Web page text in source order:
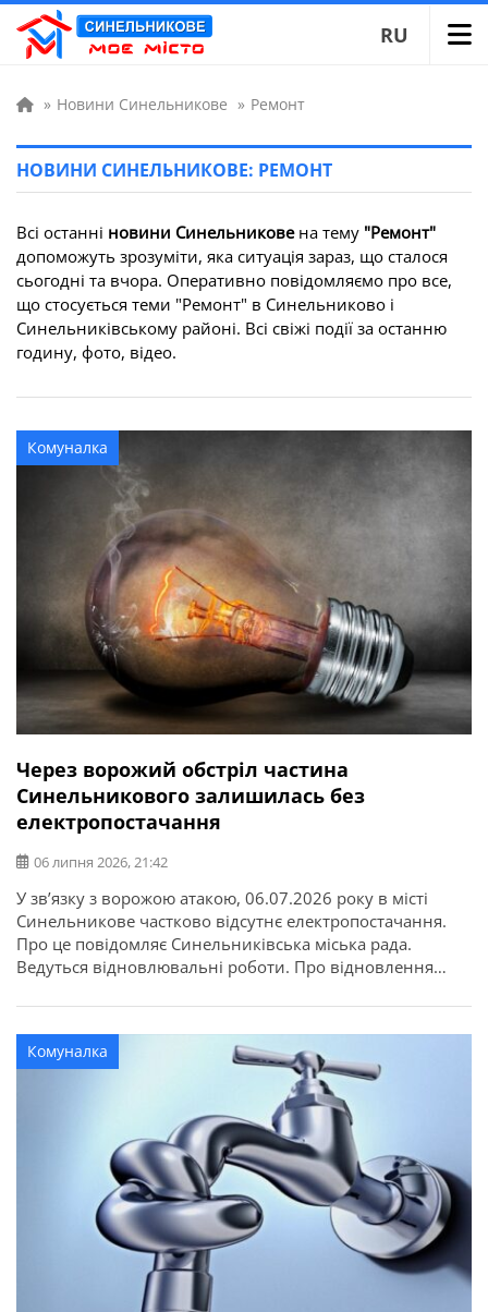
RU
» Новини Синельникове » Ремонт
НОВИНИ СИНЕЛЬНИКОВЕ: РЕМОНТ
Всі останні новини Синельниковена тему "Ремонт"
допоможуть зрозуміти, яка ситуація зараз, що сталося
сьогодні та вчора. Оперативно повідомляємо про все,
що стосується теми "Ремонт" в Синельниково і
Синельниківському районі. Всі свіжі події за останню
годину, фото, відео.
Комуналка
Через ворожий обстріл частина
Синельникового залишилась без
електропостачання
06 липня 2026, 21:42
У зв’язку з ворожою атакою, 06.07.2026 року в місті
Синельникове частково відсутнє електропостачання.
Про це повідомляє Синельниківська міська рада.
Ведуться відновлювальні роботи. Про відновлення
Комуналка